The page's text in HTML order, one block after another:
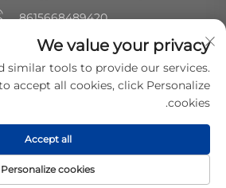
8615668489420
+86 (0) 531 8891 0288
[email protected]
سياسة الخصوصية
We value your privacy
similar tools to provide our services.
accept all cookies, click Personalize
cookies.
Personalize cookies
Accept all